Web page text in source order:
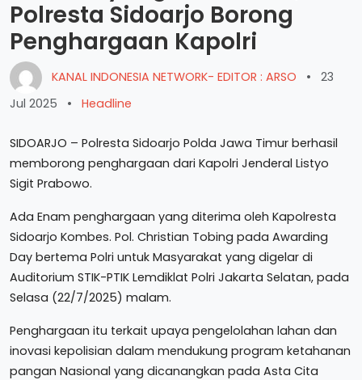
Polresta Sidoarjo Borong
Penghargaan Kapolri
KANAL INDONESIA NETWORK- EDITOR : ARSO •
23
Jul 2025
• Headline
SIDOARJO – Polresta Sidoarjo Polda Jawa Timur berhasil
memborong penghargaan dari Kapolri Jenderal Listyo
Sigit Prabowo.
Ada Enam penghargaan yang diterima oleh Kapolresta
Sidoarjo Kombes. Pol. Christian Tobing pada Awarding
Day bertema Polri untuk Masyarakat yang digelar di
Auditorium STIK-PTIK Lemdiklat Polri Jakarta Selatan, pada
Selasa (22/7/2025) malam.
Penghargaan itu terkait upaya pengelolahan lahan dan
inovasi kepolisian dalam mendukung program ketahanan
pangan Nasional yang dicanangkan pada Asta Cita